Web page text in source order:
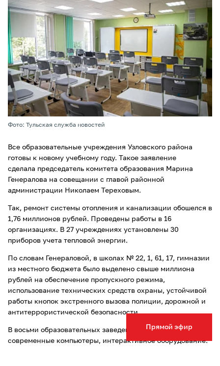
Прямой эфир
Фото: Тульская служба новостей
Все образовательные учреждения Узловского района
готовы к новому учебному году. Такое заявление
сделала председатель комитета образования Марина
Генералова на совещании с главой районной
администрации Николаем Тереховым.
Так, ремонт системы отопления и канализации обошелся в
1,76 миллионов рублей. Проведены работы в 16
организациях. В 27 учреждениях установлены 30
приборов учета тепловой энергии.
По словам Генераловой, в школах № 22, 1, 61, 17, гимназии
из местного бюджета было выделено свыше миллиона
рублей на обеспечение пропускного режима,
использование технических средств охраны, устойчивой
работы кнопок экстренного вызова полиции, дорожной и
антитеррористической безопасности.
В восьми образовательных заведения поставлены
современные компьютеры, интерактивное оборудование.